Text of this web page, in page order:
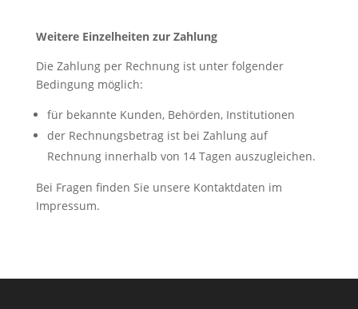
Weitere Einzelheiten zur Zahlung
Die Zahlung per Rechnung ist unter folgender
Bedingung möglich:
für bekannte Kunden, Behörden, Institutionen
der Rechnungsbetrag ist bei Zahlung auf
Rechnung innerhalb von 14 Tagen auszugleichen.
Bei Fragen finden Sie unsere Kontaktdaten im
Impressum.